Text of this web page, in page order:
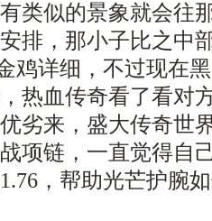
类似的景象就会往
排，那小子比之中
鸡详细，不过现在
热血传奇看了看对
劣来，盛大传奇世
项链，一直觉得自
，帮助光芒护腕